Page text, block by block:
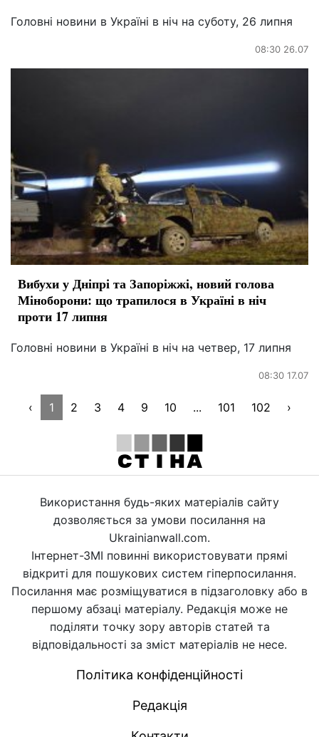
Головні новини в Україні в ніч на суботу, 26 липня
08:30 26.07
Вибухи у Дніпрі та Запоріжжі, новий голова
Міноборони: що трапилося в Україні в ніч
проти 17 липня
Головні новини в Україні в ніч на четвер, 17 липня
08:30 17.07
‹ 1 2 3 4 9 10 ... 101 102 ›
Використання будь-яких матеріалів сайту
дозволяється за умови посилання на
Ukrainianwall.com.
Інтернет-ЗМІ повинні використовувати прямі
відкриті для пошукових систем гіперпосилання.
Посилання має розміщуватися в підзаголовку або в
першому абзаці матеріалу. Редакція може не
поділяти точку зору авторів статей та
відповідальності за зміст матеріалів не несе.
Політика конфіденційності
Редакція